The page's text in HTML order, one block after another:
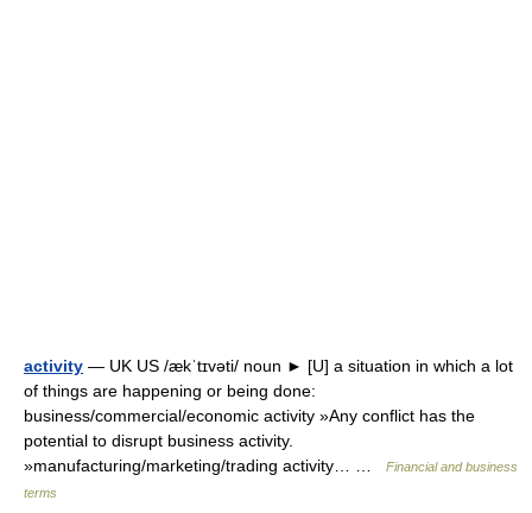
activity — UK US /ækˈtɪvəti/ noun ► [U] a situation in which a lot
of things are happening or being done:
business/commercial/economic activity »Any conflict has the
potential to disrupt business activity.
»manufacturing/marketing/trading activity… …
Financial and business
terms